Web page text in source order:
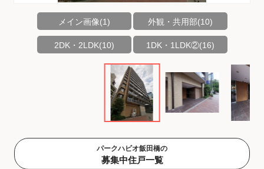
メイン画像(1) 外観・共用部(10)
2DK・2LDK(10) 1DK・1LDK②(16)
パークハビオ飯田橋の
募集中住戸一覧